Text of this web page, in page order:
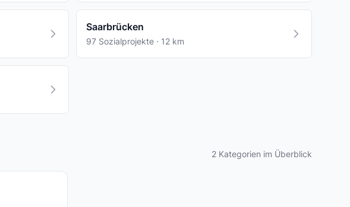
Saarbrücken
97 Sozialprojekte · 12 km
2 Kategorien im Überblick